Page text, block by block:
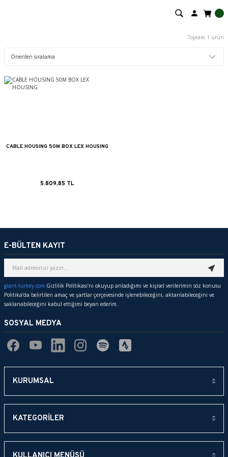
Toplam 1 ürün
CABLE HOUSING 50M BOX LEX HOUSING
5.809,85 TL
E-BÜLTEN KAYIT
giant-turkey.com Gizlilik Politikası’nı okuyup anladığımı ve kişisel verilerimin söz konusu
Politika’da belirtilen amaç ve şartlar çerçevesinde işlenebileceğini, aktarılabileceğini ve
saklanabileceğini kabul ettiğimi beyan ederim.
SOSYAL MEDYA
KURUMSAL
KATEGORİLER